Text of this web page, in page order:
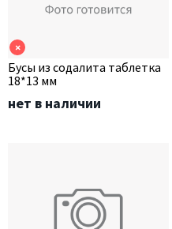
×
Бусы из содалита таблетка
18*13 мм
нет в наличии